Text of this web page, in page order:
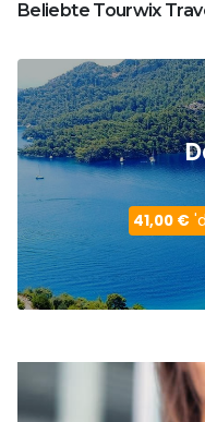
Beliebte Tourwix
41,00 €